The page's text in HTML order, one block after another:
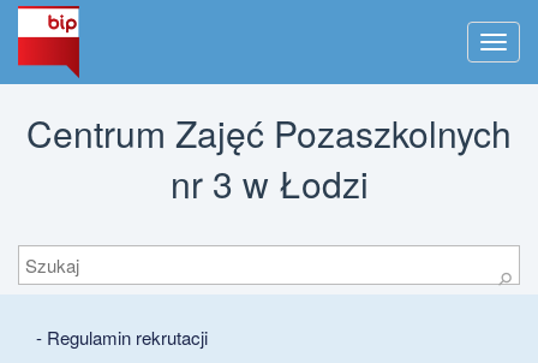
Menu
Centrum Zajęć Pozaszkolnych
nr 3 w Łodzi
Szukaj
⚲
- Regulamin rekrutacji